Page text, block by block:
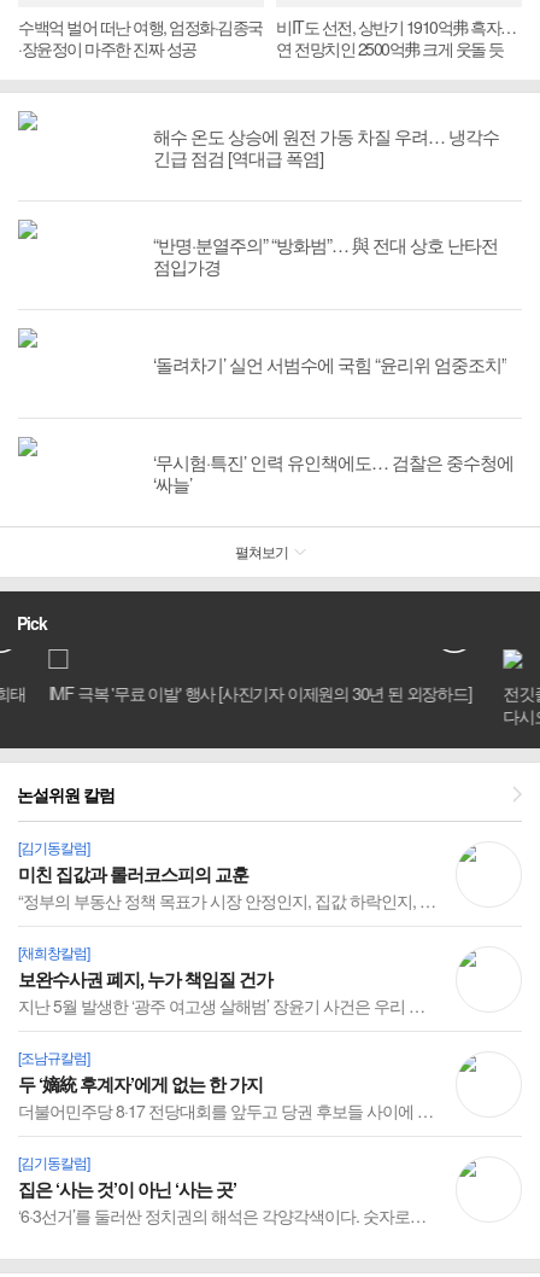
수백억 벌어 떠난 여행, 엄정화·김종국
·장윤정이 마주한 진짜 성공
비IT도 선전, 상반기 1910억弗 흑자…
연 전망치인 2500억弗 크게 웃돌 듯
해수 온도 상승에 원전 가동 차질 우려… 냉각수
긴급 점검 [역대급 폭염]
“반명·분열주의” “방화범”… 與 전대 상호 난타전
점입가경
‘돌려차기’ 실언 서범수에 국힘 “윤리위 엄중조치”
‘무시험·특진’ 인력 유인책에도… 검찰은 중수청에
‘싸늘’
펼쳐보기
Pick
태 IMF 극복 '무료 이발' 행사 [사진기자 이제원의 30년 된 외장하드]
전깃
다시
논설위원 칼럼
[김기동칼럼]
미친 집값과 롤러코스피의 교훈
“정부의 부동산 정책 목표가 시장 안정인지, 집값 하락인지, 갭투자와 다주택자 규제인지부터 정해야 한다.” 지난달 23일 이재명 대통령 주재 부동산 국민대토론회에서 양지영 신한투자증권 전문위원이 던진 화두다. 이 대통령의 답은 ‘시장 정상화’였다. “억지로 가격을 낮추자는 것이 아니다”라는 부연설명까지 곁들였다. 대통령의 의지를 의심하는 건 아니지만 해법은...
[채희창칼럼]
보완수사권 폐지, 누가 책임질 건가
지난 5월 발생한 ‘광주 여고생 살해범’ 장윤기 사건은 우리 사회에 큰 충격을 줬다. 아버지가 경찰 중간 간부인 장윤기에 대한 일선 경찰 수사가 어떻게 축소됐고, 증거인멸까지 한 실태가 드러나서다. ‘부산 돌려차기’ 사건까지 재조명되면서 피해자 구제 수단의 중요성과 견제받지 않은 경찰 권력이 얼마나 위험한지를 여실히 보여줬다. 국민은 이 사건들을 통해 보완...
[조남규칼럼]
두 ‘嫡統 후계자’에게 없는 한 가지
더불어민주당 8·17 전당대회를 앞두고 당권 후보들 사이에 왕조 시대를 방불케 하는 ‘적통(嫡統)’ 논쟁이 한창이다. 정청래 후보는 노무현의 계승자임을 자처한다. 그는 ‘노사모’(노무현을사랑하는모임) 멤버였고, 노무현정당인 열린우리당을 통해 정치권에 입성했다. 2002년 대선 당시 김민석 후보가 노무현을 버리고 정몽준을 편든 ‘철새’ 이력을 수시로 거론한다...
[김기동칼럼]
집은 ‘사는 것’이 아닌 ‘사는 곳’
‘6·3선거’를 둘러싼 정치권의 해석은 각양각색이다. 숫자로만 보면 여당이 압승이지만, 실제는 여야 누구도 승리를 언급하기 힘든 애매한 결과로 나타났다. 최대 격전지는 단연 서울시장이었다. 이재명 대통령의 ‘원픽’인 정원오 더불어민주당 후보의 승리가 점쳐졌지만, 오세훈 서울시장이 열세를 딛고 5선에 성공했다. 오 시장의 당선을 두고 일각에서는 ‘서울시...